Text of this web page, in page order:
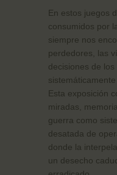
En estos juegos
consumidos por
siempre nos
perdedores, las
decisiones de
Esta exposición
miradas,
guerra como
desatada de
donde la
un desecho